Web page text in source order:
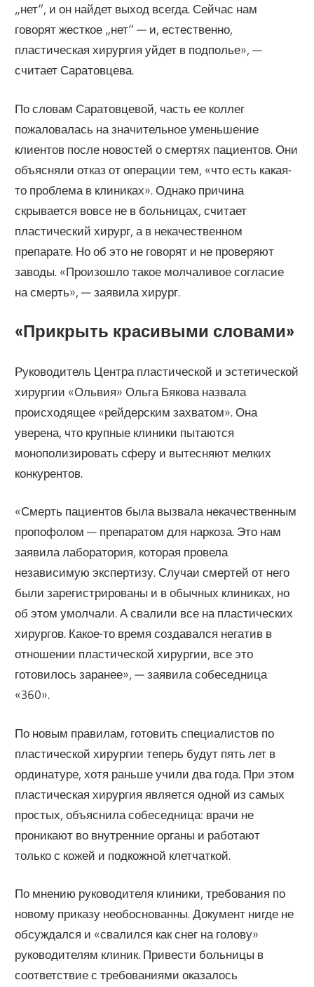
„нет“, и он найдет выход всегда. Сейчас нам
говорят жесткое „нет“ — и, естественно,
пластическая хирургия уйдет в подполье», —
считает Саратовцева.
По словам Саратовцевой, часть ее коллег
пожаловалась на значительное уменьшение
клиентов после новостей о смертях пациентов. Они
объясняли отказ от операции тем, «что есть какая-
то проблема в клиниках». Однако причина
скрывается вовсе не в больницах, считает
пластический хирург, а в некачественном
препарате. Но об это не говорят и не проверяют
заводы. «Произошло такое молчаливое согласие
на смерть», — заявила хирург.
«Прикрыть красивыми словами»
Руководитель Центра пластической и эстетической
хирургии «Ольвия» Ольга Бякова назвала
происходящее «рейдерским захватом». Она
уверена, что крупные клиники пытаются
монополизировать сферу и вытесняют мелких
конкурентов.
«Смерть пациентов была вызвала некачественным
пропофолом — препаратом для наркоза. Это нам
заявила лаборатория, которая провела
независимую экспертизу. Случаи смертей от него
были зарегистрированы и в обычных клиниках, но
об этом умолчали. А свалили все на пластических
хирургов. Какое-то время создавался негатив в
отношении пластической хирургии, все это
готовилось заранее», — заявила собеседница
«360».
По новым правилам, готовить специалистов по
пластической хирургии теперь будут пять лет в
ординатуре, хотя раньше учили два года. При этом
пластическая хирургия является одной из самых
простых, объяснила собеседница: врачи не
проникают во внутренние органы и работают
только с кожей и подкожной клетчаткой.
По мнению руководителя клиники, требования по
новому приказу необоснованны. Документ нигде не
обсуждался и «свалился как снег на голову»
руководителям клиник. Привести больницы в
соответствие с требованиями оказалось